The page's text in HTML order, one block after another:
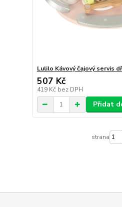
Lulilo Kávový čajový servis
507 Kč
419 Kč bez DPH
Přidat
strana